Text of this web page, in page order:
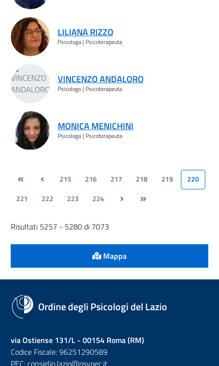
LILIANA RIZZO
Psicologa | Psicoterapeuta
VINCENZO ANDALORO
Psicologo | Psicoterapeuta
MONICA MENICHINI
Psicologa | Psicoterapeuta
215 216 217 218 219
220
221
222 223 224
Risultati 5257 - 5280 di 7073
Mappa
Ordine degli Psicologi del Lazio
via Ostiense 131/L - 00154 Roma (RM)
Codice Fiscale: 96251290589
PEC:consiglio.lazio@psypec.it